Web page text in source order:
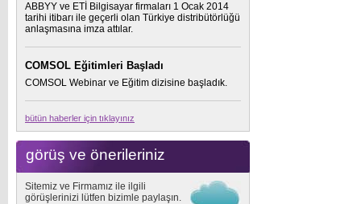
ABBYY ve ETİ Bilgisayar firmaları 1 Ocak 2014
tarihi itibarı ile geçerli olan Türkiye distribütörlüğü
anlaşmasına imza attılar.
COMSOL Eğitimleri Başladı
COMSOL Webinar ve Eğitim dizisine başladık.
bütün haberler için tıklayınız
görüş ve önerileriniz
Sitemiz ve Firmamız ile ilgili
görüşlerinizi lütfen bizimle paylaşın.